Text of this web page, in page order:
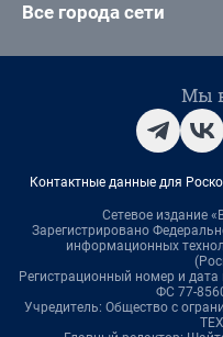
Все города сети
Мы
Контактные данные для
Сетевое издание
Зарегистрировано
информационных
Регистрационный номер и
ФС 77-
Учредитель: Общество с